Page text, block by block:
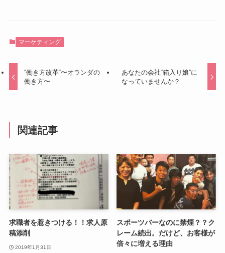
マーケティング
“働き方改革“〜オランダの
働き方〜
あなたの会社“箱入り娘”に
なっていませんか？
関連記事
求職者を惹きつける！！求人原
稿添削
2019年1月31日
スポーツバーなのに禁煙？？ク
レーム続出。だけど、お客様が
倍々に増える理由